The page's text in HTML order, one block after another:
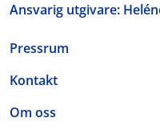
Ansvarig utgivare:
Pressrum
Kontakt
Om oss